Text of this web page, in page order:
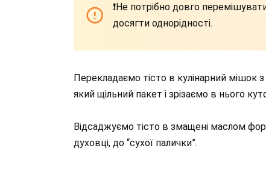
❗️Не потрібно довго
досягти однорідності.
Перекладаємо тісто в кулінарний
який щільний пакет і зрізаємо в нього
Відсаджуємо тісто в змащені маслом
духовці, до “сухої палички”.